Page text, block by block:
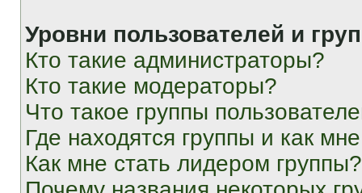
Уровни пользователей и
Кто такие администраторы?
Кто такие модераторы?
Что такое группы
Где находятся группы и как
Как мне стать лидером группы?